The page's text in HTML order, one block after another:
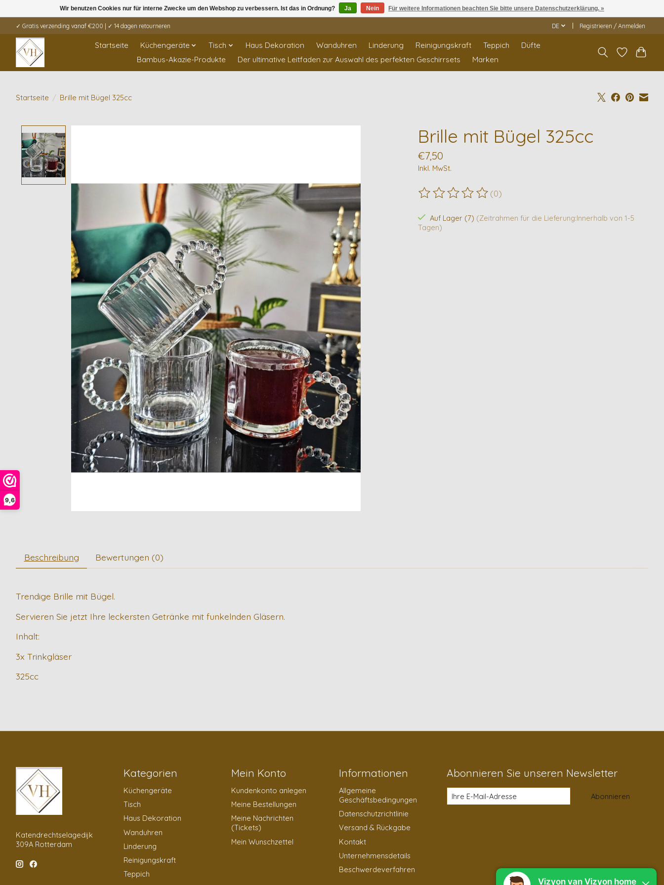
9,6
✓ Gratis verzending vanaf €200 | ✓ 14 dagen retourneren DE Registrieren / Anmelden
Startseite Küchengeräte Tisch Haus Dekoration Wanduhren Linderung Reinigungskraft Teppich
Düfte
Bambus-Akazie-Produkte
Der ultimative Leitfaden zur Auswahl des perfekten Geschirrsets Marken
Startseite / Brille mit Bügel 325cc
Brille mit Bügel 325cc
€7,50
Inkl. MwSt.
Die Bewertung dieses Produkts ist
(0)
Auf Lager (7) (Zeitrahmen für die Lieferung:Innerhalb von 1-5
Tagen)
Beschreibung Bewertungen (0)
Trendige Brille mit Bügel.
Servieren Sie jetzt Ihre leckersten Getränke mit funkelnden Gläsern.
Inhalt:
3x Trinkgläser
325cc
Katendrechtselagedijk
309A Rotterdam
Kategorien
Küchengeräte
Tisch
Haus Dekoration
Wanduhren
Linderung
Reinigungskraft
Teppich
Mein Konto
Kundenkonto anlegen
Meine Bestellungen
Meine Nachrichten
(Tickets)
Mein Wunschzettel
Informationen
Allgemeine
Geschäftsbedingungen
Datenschutzrichtlinie
Versand & Rückgabe
Kontakt
Unternehmensdetails
Beschwerdeverfahren
Abonnieren Sie unseren Newsletter
Abonnieren
Wir benutzen Cookies nur für interne Zwecke um den Webshop zu verbessern. Ist das in Ordnung? Ja Nein Für weitere Informationen beachten Sie bitte unsere Datenschutzerklärung. »